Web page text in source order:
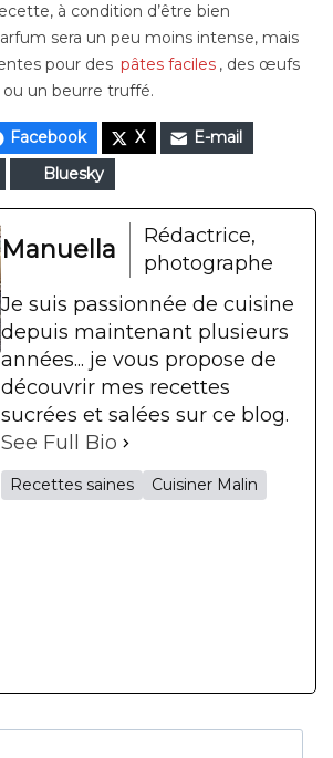
à condition d’être bien
sera un peu moins intense, mais
pour des pâtes faciles , des œufs
un beurre truffé.
Facebook X
E-mail
Bluesky
Manuella
Rédactrice,
photographe
Je suis passionnée de cuisine
depuis maintenant plusieurs
années... je vous propose de
découvrir mes recettes
sucrées et salées sur ce blog.
See Full Bio
Recettes saines Cuisiner Malin